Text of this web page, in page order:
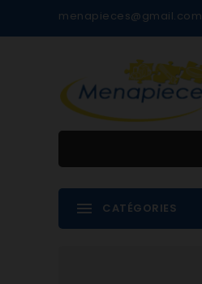
menapieces@gmail.com
CATÉGORIES